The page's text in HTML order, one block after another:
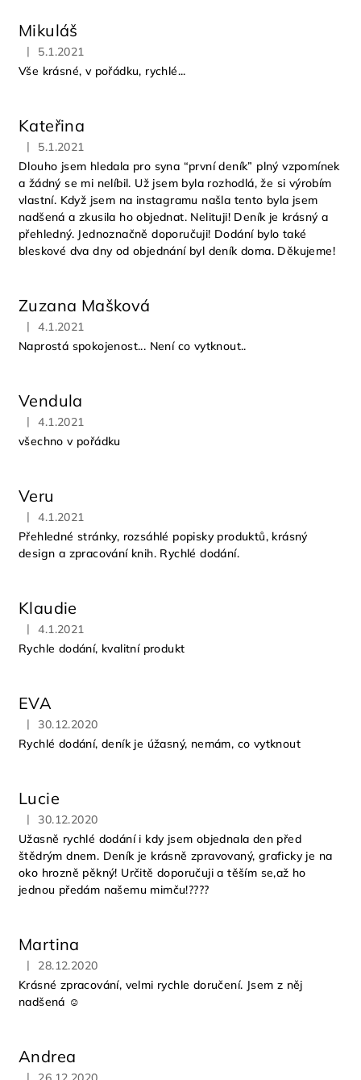
Mikuláš
Hodnocení obchodu je 5 z 5 hvězdiček.
|
5.1.2021
Vše krásné, v pořádku, rychlé...
Kateřina
Hodnocení obchodu je 5 z 5 hvězdiček.
|
5.1.2021
Dlouho jsem hledala pro syna “první deník” plný vzpomínek
a žádný se mi nelíbil. Už jsem byla rozhodlá, že si výrobím
vlastní. Když jsem na instagramu našla tento byla jsem
nadšená a zkusila ho objednat. Nelituji! Deník je krásný a
přehledný. Jednoznačně doporučuji! Dodání bylo také
bleskové dva dny od objednání byl deník doma. Děkujeme!
Zuzana Mašková
Hodnocení obchodu je 5 z 5 hvězdiček.
|
4.1.2021
Naprostá spokojenost... Není co vytknout..
Vendula
Hodnocení obchodu je 5 z 5 hvězdiček.
|
4.1.2021
všechno v pořádku
Veru
Hodnocení obchodu je 5 z 5 hvězdiček.
|
4.1.2021
Přehledné stránky, rozsáhlé popisky produktů, krásný
design a zpracování knih. Rychlé dodání.
Klaudie
Hodnocení obchodu je 5 z 5 hvězdiček.
|
4.1.2021
Rychle dodání, kvalitní produkt
EVA
Hodnocení obchodu je 5 z 5 hvězdiček.
|
30.12.2020
Rychlé dodání, deník je úžasný, nemám, co vytknout
Lucie
Hodnocení obchodu je 5 z 5 hvězdiček.
|
30.12.2020
Užasně rychlé dodání i kdy jsem objednala den před
štědrým dnem. Deník je krásně zpravovaný, graficky je na
oko hrozně pěkný! Určitě doporučuji a těším se,až ho
jednou předám našemu mimču!????
Martina
Hodnocení obchodu je 5 z 5 hvězdiček.
|
28.12.2020
Krásné zpracování, velmi rychle doručení. Jsem z něj
nadšená ☺️
Andrea
|